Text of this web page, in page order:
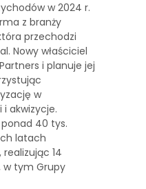
w 2024 r.
z branży
przechodzi
Nowy właściciel
i planuje jej
w
akwizycje.
40 tys.
latach
realizując 14
tym Grupy